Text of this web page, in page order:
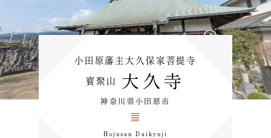
小田原藩主大久保家菩提寺
寳聚山 大久寺
神奈川県小田原市
Hojusan Daikyuji